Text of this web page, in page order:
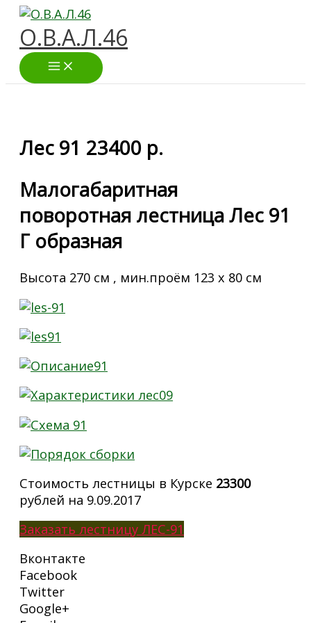
Перейти
содержимому
О.В.А.Л.46
Лес 91 23400 р.
Малогабаритная
поворотная лестница Лес 91
Г образная
Высота 270 см , мин.проём 123 х 80 см
Стоимость лестницы в Курске 23300
рублей на 9.09.2017
Заказать лестницу ЛЕС-91
Вконтакте
Facebook
Twitter
Google+